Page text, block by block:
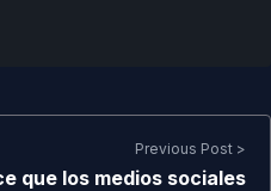
Previous Post >
que los medios sociales